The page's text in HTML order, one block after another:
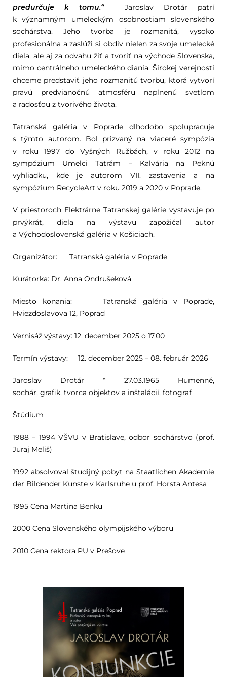
predurčuje k tomu.“Jaroslav Drotár patrí
k významným umeleckým osobnostiam slovenského
sochárstva. Jeho tvorba je rozmanitá, vysoko
profesionálna a zaslúži si obdiv nielen za svoje umelecké
diela, ale aj za odvahu žiť a tvoriť na východe Slovenska,
mimo centrálneho umeleckého diania. Širokej verejnosti
chceme predstaviť jeho rozmanitú tvorbu, ktorá vytvorí
pravú predvianočnú atmosféru naplnenú svetlom
a radosťou z tvorivého života.
Tatranská galéria v Poprade dlhodobo spolupracuje
s týmto autorom. Bol prizvaný na viaceré sympózia
v roku 1997 do Vyšných Ružbách, v roku 2012 na
sympózium Umelci Tatrám – Kalvária na Peknú
vyhliadku, kde je autorom VII. zastavenia a na
sympózium RecycleArt v roku 2019 a 2020 v Poprade.
V priestoroch Elektrárne Tatranskej galérie vystavuje po
prvýkrát, diela na výstavu zapožičal autor
a Východoslovenská galéria v Košiciach.
Organizátor: Tatranská galéria v Poprade
Kurátorka: Dr. Anna Ondrušeková
Miesto konania: Tatranská galéria v Poprade,
Hviezdoslavova 12, Poprad
Vernisáž výstavy: 12. december 2025 o 17.00
Termín výstavy: 12. december 2025 – 08. február 2026
Jaroslav Drotár * 27.03.1965 Humenné,
sochár, grafik, tvorca objektov a inštalácií, fotograf
Štúdium
1988 – 1994 VŠVU v Bratislave, odbor sochárstvo (prof.
Juraj Meliš)
1992 absolvoval študijný pobyt na Staatlichen Akademie
der Bildender Kunste v Karlsruhe u prof. Horsta Antesa
1995 Cena Martina Benku
2000 Cena Slovenského olympijského výboru
2010 Cena rektora PU v Prešove